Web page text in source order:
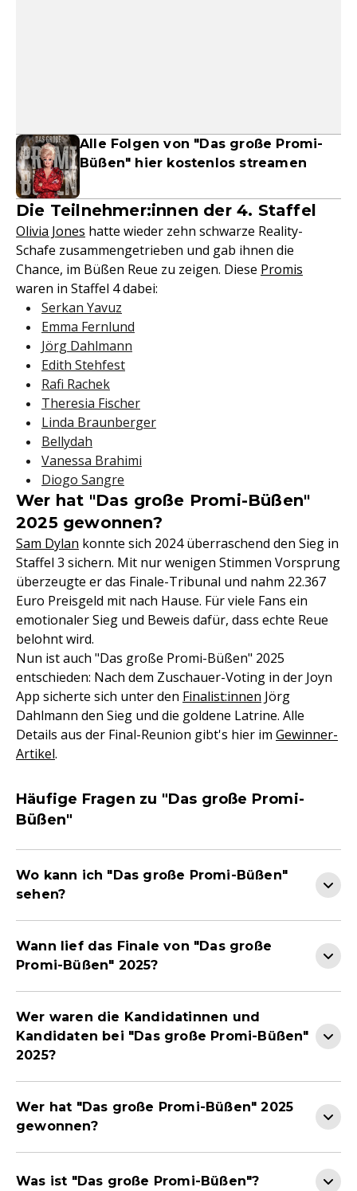
Alle Folgen von "Das große Promi-
Büßen" hier kostenlos streamen
Die Teilnehmer:innen der 4. Staffel
Olivia Jones hatte wieder zehn schwarze Reality-
Schafe zusammengetrieben und gab ihnen die
Chance, im Büßen Reue zu zeigen. Diese Promis
waren in Staffel 4 dabei:
Serkan Yavuz
Emma Fernlund
Jörg Dahlmann
Edith Stehfest
Rafi Rachek
Theresia Fischer
Linda Braunberger
Bellydah
Vanessa Brahimi
Diogo Sangre
Wer hat "Das große Promi-Büßen"
2025 gewonnen?
Sam Dylan konnte sich 2024 überraschend den Sieg in
Staffel 3 sichern. Mit nur wenigen Stimmen Vorsprung
überzeugte er das Finale-Tribunal und nahm 22.367
Euro Preisgeld mit nach Hause. Für viele Fans ein
emotionaler Sieg und Beweis dafür, dass echte Reue
belohnt wird.
Nun ist auch "Das große Promi-Büßen" 2025
entschieden: Nach dem Zuschauer-Voting in der Joyn
App sicherte sich unter den Finalist:innen Jörg
Dahlmann den Sieg und die goldene Latrine. Alle
Details aus der Final-Reunion gibt's hier im Gewinner-
Artikel.
Häufige Fragen zu "Das große Promi-
Büßen"
Wo kann ich "Das große Promi-Büßen"
sehen?
Wann lief das Finale von "Das große
Promi-Büßen" 2025?
Wer waren die Kandidatinnen und
Kandidaten bei "Das große Promi-Büßen"
2025?
Wer hat "Das große Promi-Büßen" 2025
gewonnen?
Was ist "Das große Promi-Büßen"?